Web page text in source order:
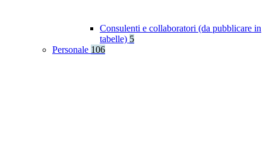
Consulenti e collaboratori (da pubblicare in
tabelle) 5
Personale 106